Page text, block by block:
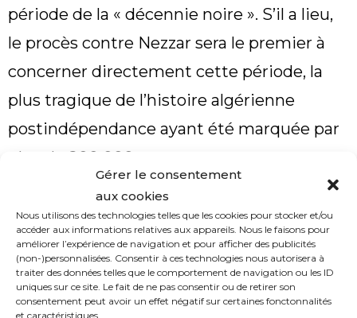
Gérer le consentement
aux cookies
Nous utilisons des technologies telles que les cookies pour stocker et/ou
accéder aux informations relatives aux appareils. Nous le faisons pour
améliorer l’expérience de navigation et pour afficher des publicités
(non-)personnalisées. Consentir à ces technologies nous autorisera à
traiter des données telles que le comportement de navigation ou les ID
uniques sur ce site. Le fait de ne pas consentir ou de retirer son
consentement peut avoir un effet négatif sur certaines fonctonnalités
et caractéristiques.
période de la « décennie noire ». S’il a lieu,
le procès contre Nezzar sera le premier à
concerner directement cette période, la
plus tragique de l’histoire algérienne
postindépendance ayant été marquée par
plus de 200 000 personnes mortes et
Pour rappel, dans le but de rétablir la
sécurité dans le pays et de mettre un
terme au conflit armé opposant l’armée